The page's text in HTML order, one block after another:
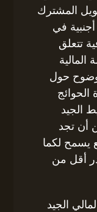
المشترك
في
تتعلق
المالية
حول
الحوائج
الجيد
أن تجد
يسمح لكما
أقل من
الجيد